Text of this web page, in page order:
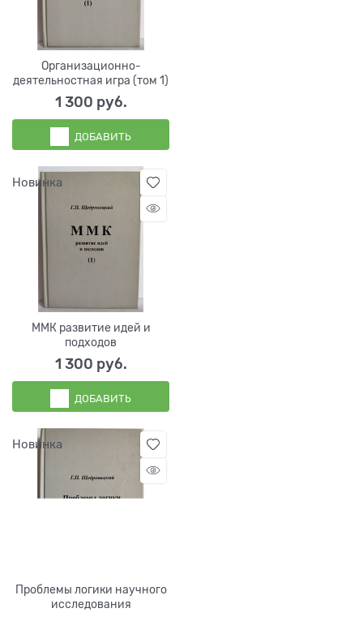
Организационно-
деятельностная игра (том 1)
1 300 руб.
ДОБАВИТЬ
Новинка
ММК развитие идей и
подходов
1 300 руб.
ДОБАВИТЬ
Новинка
Проблемы логики научного
исследования